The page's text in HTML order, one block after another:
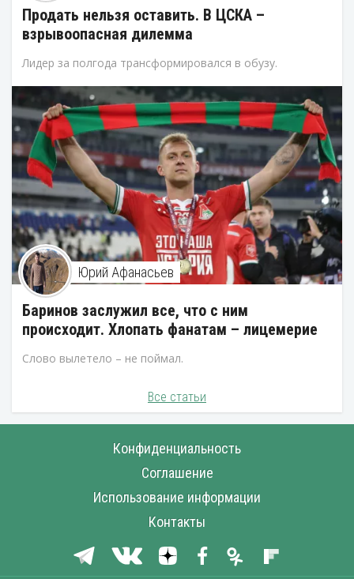
Продать нельзя оставить. В ЦСКА –
взрывоопасная дилемма
Лидер за полгода трансформировался в обузу.
Юрий Афанасьев
Баринов заслужил все, что с ним
происходит. Хлопать фанатам – лицемерие
Слово вылетело – не поймал.
Все статьи
Конфиденциальность
Соглашение
Использование информации
Контакты